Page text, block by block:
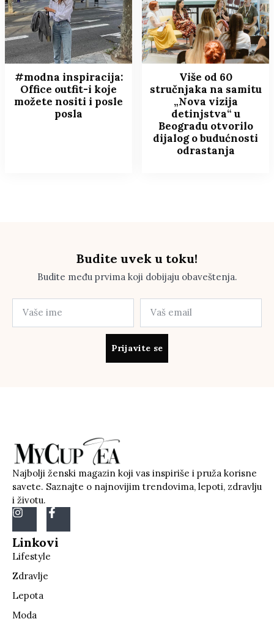
#modna inspiracija:
Office outfit-i koje
možete nositi i posle
posla
Više od 60
stručnjaka na samitu
„Nova vizija
detinjstva“ u
Beogradu otvorilo
dijalog o budućnosti
odrastanja
Budite uvek u toku!
Budite među prvima koji dobijaju obaveštenja.
Prijavite se
Najbolji ženski magazin koji vas inspiriše i pruža korisne
savete. Saznajte o najnovijim trendovima, lepoti, zdravlju
i životu.
Linkovi
Lifestyle
Zdravlje
Lepota
Moda